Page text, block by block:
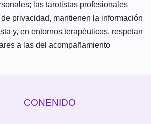
las tarotistas profesionales
privacidad, mantienen la información
y, en entornos terapéuticos, respetan
a las del acompañamiento
CONENIDO